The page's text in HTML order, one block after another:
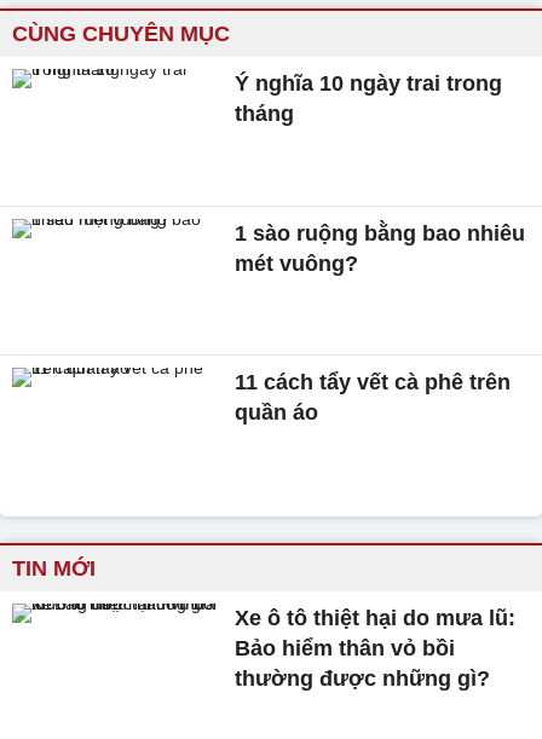
CÙNG CHUYÊN MỤC
Ý nghĩa 10 ngày trai trong
tháng
1 sào ruộng bằng bao nhiêu
mét vuông?
11 cách tẩy vết cà phê trên
quần áo
TIN MỚI
Xe ô tô thiệt hại do mưa lũ:
Bảo hiểm thân vỏ bồi
thường được những gì?